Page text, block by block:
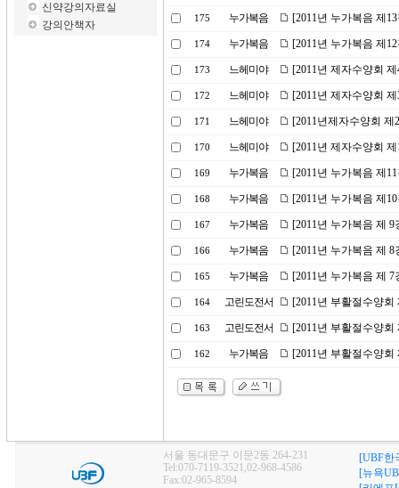
신약강의자료실
강의안책자
175 누가복음 [2011년 누가복음 제
174 누가복음 [2011년 누가복음 제
173 느헤미야 [2011년 제자수양회
172 느헤미야 [2011년 제자수양회
171 느헤미야 [2011년제자수양회
170 느헤미야 [2011년 제자수양회
169 누가복음 [2011년 누가복음 제
168 누가복음 [2011년 누가복음 제
167 누가복음 [2011년 누가복음 제
166 누가복음 [2011년 누가복음 제
165 누가복음 [2011년 누가복음 제
164 고린도전서 [2011년 부활절수양
163 고린도전서 [2011년 부활절수양
162 누가복음 [2011년 부활절수양
서울 동대문구 이문2동 264-231
Tel:070-7119-3521,02-968-4586
Fax:02-965-8594
[UBF한
[뉴욕